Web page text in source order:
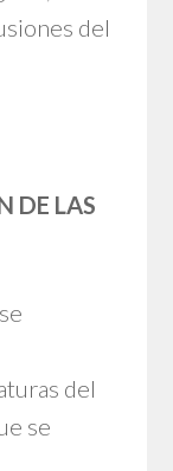
del
DE LAS
del
se